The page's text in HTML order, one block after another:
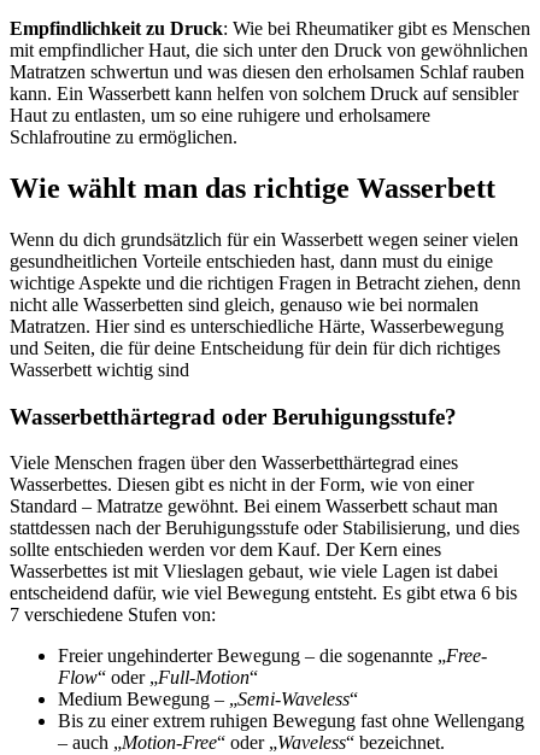
Empfindlichkeit zu Druck: Wie bei Rheumatiker gibt es Menschen
mit empfindlicher Haut, die sich unter den Druck von gewöhnlichen
Matratzen schwertun und was diesen den erholsamen Schlaf rauben
kann. Ein Wasserbett kann helfen von solchem Druck auf sensibler
Haut zu entlasten, um so eine ruhigere und erholsamere
Schlafroutine zu ermöglichen.
Wie wählt man das richtige Wasserbett
Wenn du dich grundsätzlich für ein Wasserbett wegen seiner vielen
gesundheitlichen Vorteile entschieden hast, dann must du einige
wichtige Aspekte und die richtigen Fragen in Betracht ziehen, denn
nicht alle Wasserbetten sind gleich, genauso wie bei normalen
Matratzen. Hier sind es unterschiedliche Härte, Wasserbewegung
und Seiten, die für deine Entscheidung für dein für dich richtiges
Wasserbett wichtig sind
Wasserbetthärtegrad oder Beruhigungsstufe?
Viele Menschen fragen über den Wasserbetthärtegrad eines
Wasserbettes. Diesen gibt es nicht in der Form, wie von einer
Standard – Matratze gewöhnt. Bei einem Wasserbett schaut man
stattdessen nach der Beruhigungsstufe oder Stabilisierung, und dies
sollte entschieden werden vor dem Kauf. Der Kern eines
Wasserbettes ist mit Vlieslagen gebaut, wie viele Lagen ist dabei
entscheidend dafür, wie viel Bewegung entsteht. Es gibt etwa 6 bis
7 verschiedene Stufen von:
Freier ungehinderter Bewegung – die sogenannte „Free-
Flow“ oder „Full-Motion“
Medium Bewegung – „Semi-Waveless“
Bis zu einer extrem ruhigen Bewegung fast ohne Wellengang
– auch „Motion-Free“ oder „Waveless“ bezeichnet.